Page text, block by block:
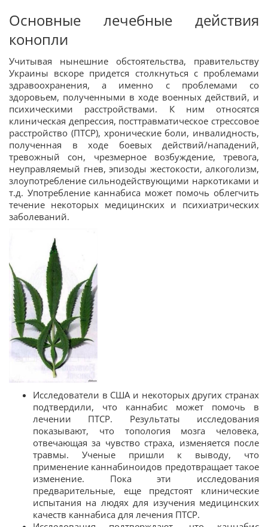
Основные лечебные действия
конопли
Учитывая нынешние обстоятельства, правительству
Украины вскоре придется столкнуться с проблемами
здравоохранения, а именно с проблемами со
здоровьем, полученными в ходе военных действий, и
психическими расстройствами. К ним относятся
клиническая депрессия, посттравматическое стрессовое
расстройство (ПТСР), хронические боли, инвалидность,
полученная в ходе боевых действий/нападений,
тревожный сон, чрезмерное возбуждение, тревога,
неуправляемый гнев, эпизоды жестокости, алкоголизм,
злоупотребление сильнодействующими наркотиками и
т.д. Употребление каннабиса может помочь облегчить
течение некоторых медицинских и психиатрических
заболеваний.
Исследователи в США и некоторых других странах
подтвердили, что каннабис может помочь в
лечении ПТСР. Результаты исследования
показывают, что топология мозга человека,
отвечающая за чувство страха, изменяется после
травмы. Ученые пришли к выводу, что
применение каннабиноидов предотвращает такое
изменение. Пока эти исследования
предварительные, еще предстоят клинические
испытания на людях для изучения медицинских
качеств каннабиса для лечения ПТСР.